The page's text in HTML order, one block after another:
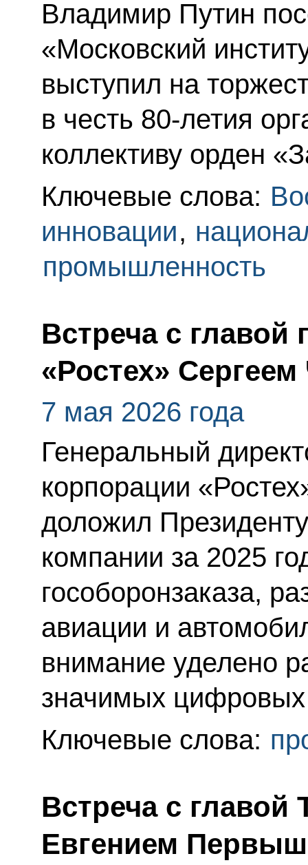
Владимир Путин
«Московский
выступил на
в честь 80-летия
коллективу орден
Ключевые слова:
инновации,
промышленность
Встреча с главой
«Ростех»
7 мая 2026 года
Генеральный
корпорации
доложил
компании за 2025
гособоронзаказа,
авиации и
внимание уделено
значимых
Ключевые слова:
Встреча с главой
Евгением